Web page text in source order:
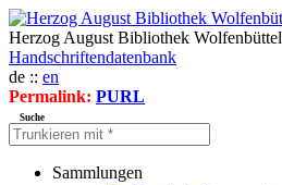
Herzog August Bibliothek Wolfenbüttel
Handschriftendatenbank
de :: en
Permalink: PURL
Suche
Sammlungen